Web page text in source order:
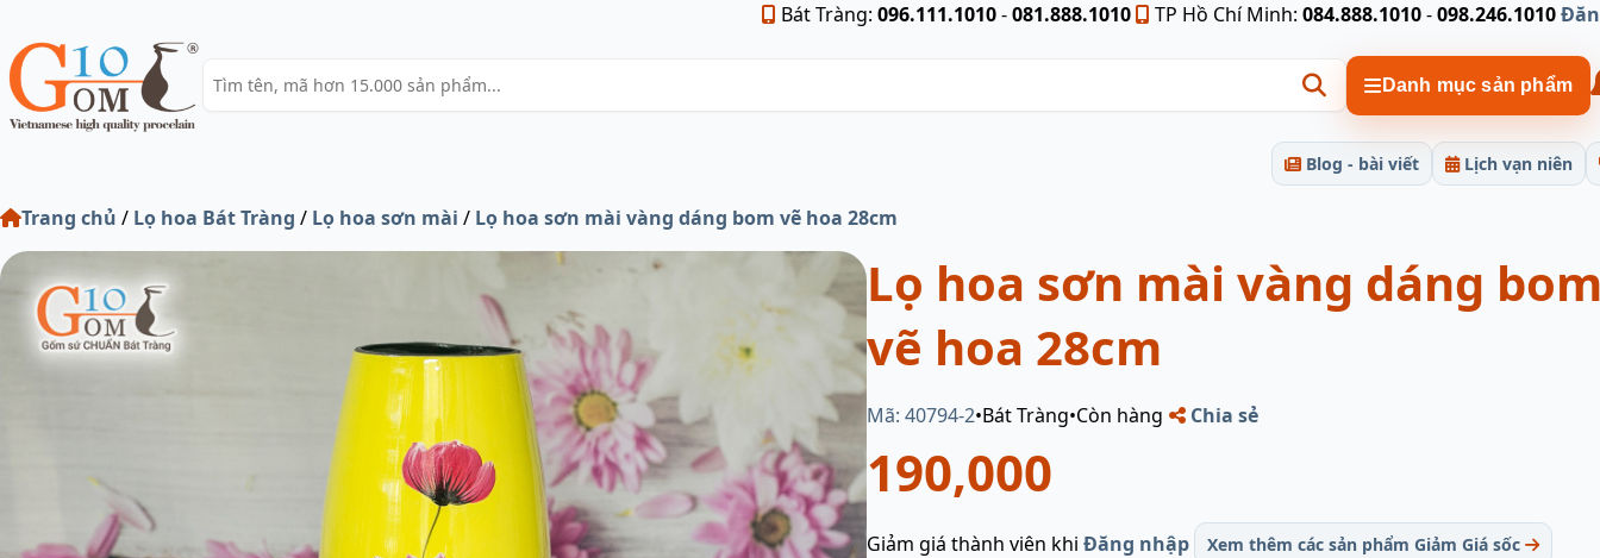
Bát Tràng: 096.111.1010-081.888.1010 TP Hồ Chí Minh: 084.888.1010-098.246.1010
Danh mục sản phẩm
Lịch vạn niên
Blog - bài viết
Trang chủ / Lọ hoa Bát Tràng / Lọ hoa sơn mài / Lọ hoa sơn mài vàng dáng bom vẽ hoa 28cm
Lọ hoa sơn mài vàng dáng
vẽ hoa 28cm
Mã: 40794-2•Bát Tràng•Còn hàng Chia sẻ
190,000
Giảm giá thành viên khi Đăng nhập Xem thêm các sản phẩm Giảm Giá sốc